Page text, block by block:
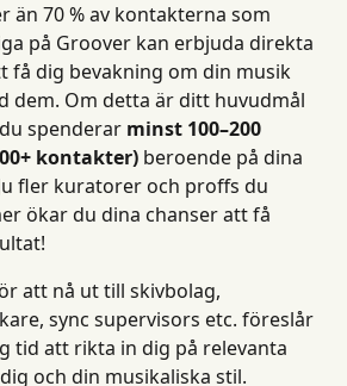
än 70 % av kontakterna som
på Groover kan erbjuda direkta
få dig bevakning om din musik
dem. Om detta är ditt huvudmål
spenderar minst 100–200
kontakter) beroende på dina
fler kuratorer och proffs du
ökar du dina chanser att få
att nå ut till skivbolag,
sync supervisors etc. föreslår
tid att rikta in dig på relevanta
och din musikaliska stil.